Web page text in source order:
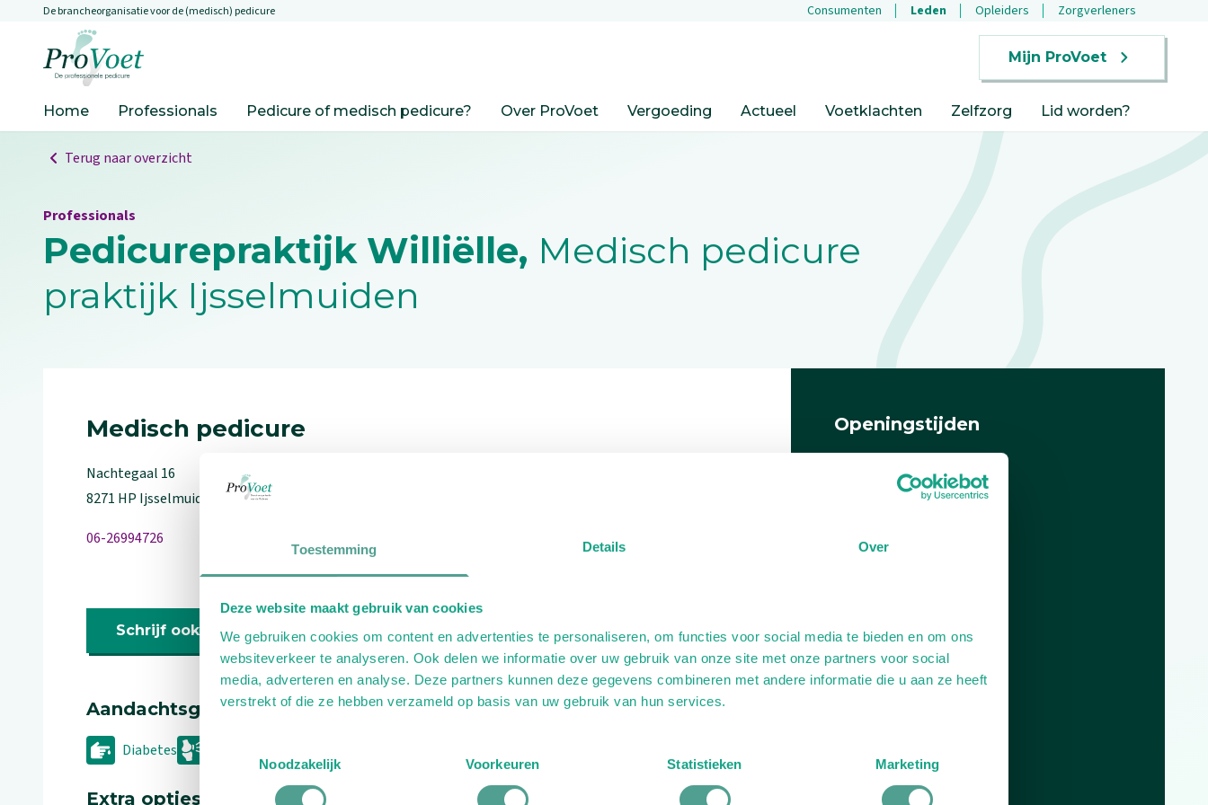
Toestemming Details Over
Deze website maakt gebruik van cookies
We gebruiken cookies om content en advertenties te personaliseren, om functies voor social media te bieden en om ons
websiteverkeer te analyseren. Ook delen we informatie over uw gebruik van onze site met onze partners voor social
media, adverteren en analyse. Deze partners kunnen deze gegevens combineren met andere informatie die u aan ze heeft
verstrekt of die ze hebben verzameld op basis van uw gebruik van hun services.
Toestemmingsselectie
Noodzakelijk
Voorkeuren Statistieken Marketing
Overslaan en naar de inhoud gaan
De brancheorganisatie voor de (medisch) pedicure Consumenten Leden Opleiders Zorgverleners
Mijn ProVoet
Home Professionals Pedicure of medisch pedicure? Over ProVoet Vergoeding Actueel Voetklachten Zelfzorg Lid worden?
Terug naar overzicht
Professionals
Pedicurepraktijk Williëlle, Medisch pedicure
praktijk Ijsselmuiden
Medisch pedicure
Nachtegaal 16
8271 HP Ijsselmuiden
06-26994726
Schrijf ook een review
Aandachtsgebieden
Diabetes
Extra opties
Openingstijden
Plan je route